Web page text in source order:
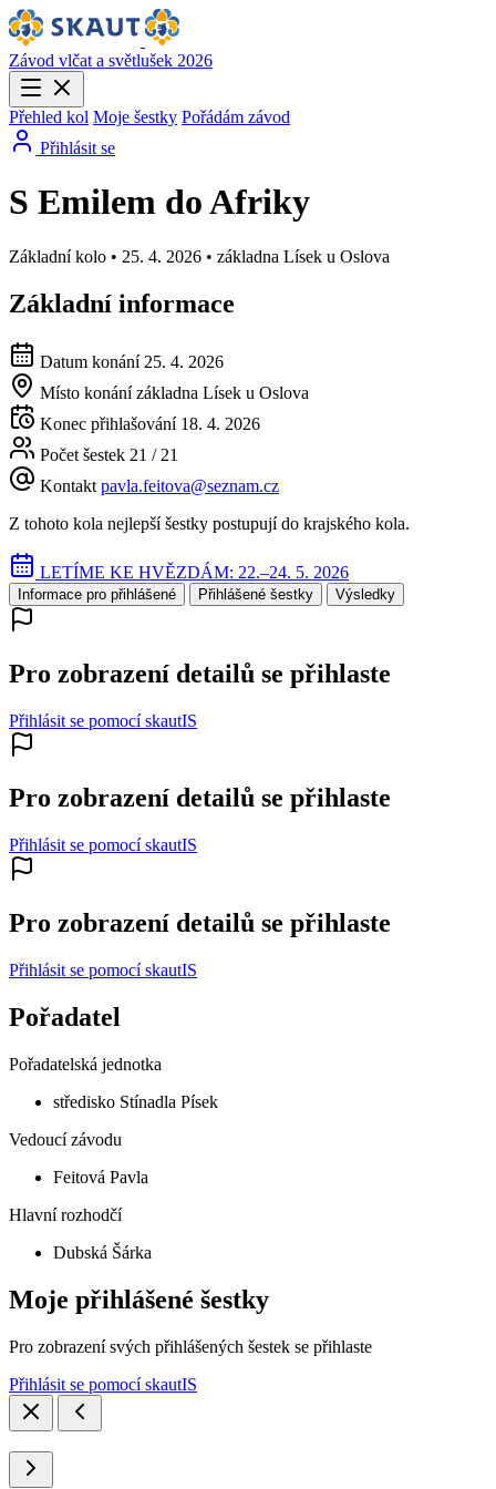
Závod vlčat a světlušek 2026
Přehled kol Moje šestky Pořádám závod
Přihlásit se
S Emilem do Afriky
Základní kolo • 25. 4. 2026 • základna Lísek u Oslova
Základní informace
Datum konání 25. 4. 2026
Místo konání základna Lísek u Oslova
Konec přihlašování 18. 4. 2026
Počet šestek 21 / 21
Kontakt pavla.feitova@seznam.cz
Z tohoto kola nejlepší šestky postupují do krajského kola.
LETÍME KE HVĚZDÁM: 22.–24. 5. 2026
Informace pro přihlášené Přihlášené šestky Výsledky
Pro zobrazení detailů se přihlaste
Přihlásit se pomocí skautIS
Pro zobrazení detailů se přihlaste
Přihlásit se pomocí skautIS
Pro zobrazení detailů se přihlaste
Přihlásit se pomocí skautIS
Pořadatel
Pořadatelská jednotka
středisko Stínadla Písek
Vedoucí závodu
Feitová Pavla
Hlavní rozhodčí
Dubská Šárka
Moje přihlášené šestky
Pro zobrazení svých přihlášených šestek se přihlaste
Přihlásit se pomocí skautIS